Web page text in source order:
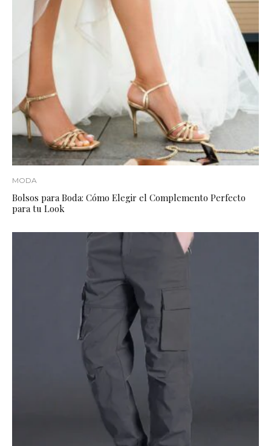
MODA
Bolsos para Boda: Cómo Elegir el Complemento Perfecto
para tu Look